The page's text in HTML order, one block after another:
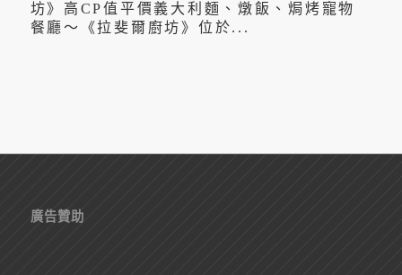
坊》高CP值平價義大利麵、燉飯、焗烤寵物
餐廳～《拉斐爾廚坊》位於...
廣告贊助